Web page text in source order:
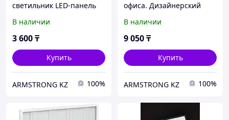
светильник LED-панель
В наличии
3 600₸
Купить
ARMSTRONG KZ 100%
офиса. Дизайнерский
настенно-потолочный с
решёткой.
В наличии
9 050₸
Купить
ARMSTRONG KZ 100%